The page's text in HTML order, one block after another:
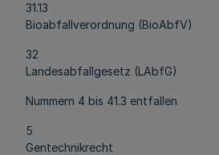
31.13
Bioabfallverordnung (BioAbfV)
32
Landesabfallgesetz (LAbfG)
Nummern 4 bis 41.3 entfallen
5
Gentechnikrecht